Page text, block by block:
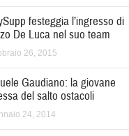
festeggia l’ingresso di
De Luca nel suo team
26, 2015
Gaudiano: la giovane
del salto ostacoli
24, 2014